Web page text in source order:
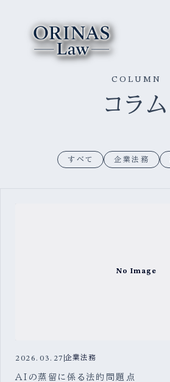
COLUMN
コラム
すべて 企業法務
No Image
2026.03.27 企業法務
AIの蒸留に係る法的問題点